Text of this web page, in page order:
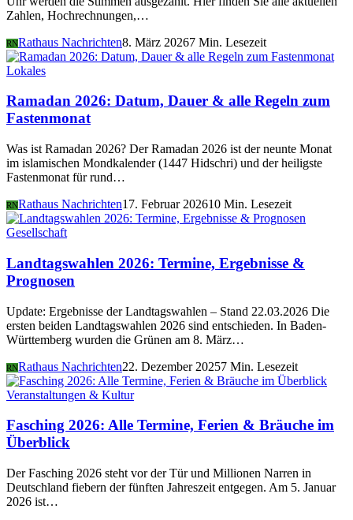
Zahlen, Hochrechnungen,…
RNRathaus Nachrichten8. März 20267 Min. Lesezeit
Lokales
Ramadan 2026: Datum, Dauer & alle Regeln zum
Fastenmonat
Was ist Ramadan 2026? Der Ramadan 2026 ist der neunte Monat
im islamischen Mondkalender (1447 Hidschri) und der heiligste
Fastenmonat für rund…
RNRathaus Nachrichten17. Februar 202610 Min. Lesezeit
Gesellschaft
Landtagswahlen 2026: Termine, Ergebnisse &
Prognosen
Update: Ergebnisse der Landtagswahlen – Stand 22.03.2026 Die
ersten beiden Landtagswahlen 2026 sind entschieden. In Baden-
Württemberg wurden die Grünen am 8. März…
RNRathaus Nachrichten22. Dezember 20257 Min. Lesezeit
Veranstaltungen & Kultur
Fasching 2026: Alle Termine, Ferien & Bräuche im
Überblick
Der Fasching 2026 steht vor der Tür und Millionen Narren in
Deutschland fiebern der fünften Jahreszeit entgegen. Am 5. Januar
2026 ist…